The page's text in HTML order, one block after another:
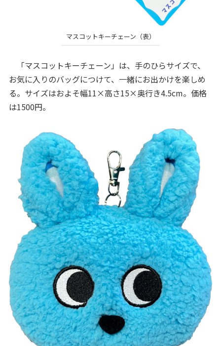
マスコットキーチェーン（表）
「マスコットキーチェーン」は、手のひらサイズで、
お気に入りのバッグにつけて、一緒にお出かけを楽しめ
る。サイズはおよそ幅11×高さ15×奥行き4.5cm。価格
は1500円。